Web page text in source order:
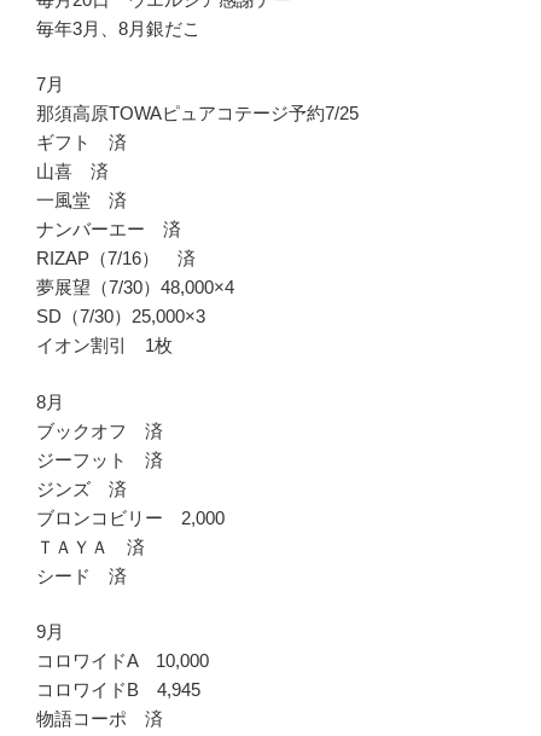
毎年3月、8月銀だこ
7月
那須高原TOWAピュアコテージ予約7/25
ギフト 済
山喜 済
一風堂 済
ナンバーエー 済
RIZAP（7/16） 済
夢展望（7/30）48,000×4
SD（7/30）25,000×3
イオン割引 1枚
8月
ブックオフ 済
ジーフット 済
ジンズ 済
ブロンコビリー 2,000
ＴＡＹＡ 済
シード 済
9月
コロワイドA 10,000
コロワイドB 4,945
物語コーポ 済